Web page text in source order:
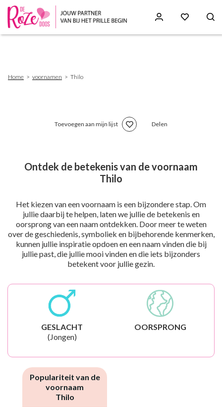
Home voornamen Thilo
Toevoegen aan mijn lijst Delen
Ontdek de betekenis van de voornaam
Thilo
Het kiezen van een voornaam is een bijzondere stap. Om
jullie daarbij te helpen, laten we jullie de betekenis en
oorsprong van een naam ontdekken. Door meer te weten
over de geschiedenis, symboliek en bijbehorende kenmerken,
kunnen jullie inspiratie opdoen en een naam vinden die bij
jullie past, die jullie mooi vinden en die iets bijzonders
betekent voor jullie gezin.
GESLACHT
(Jongen)
OORSPRONG
Populariteit van de
voornaam
Thilo